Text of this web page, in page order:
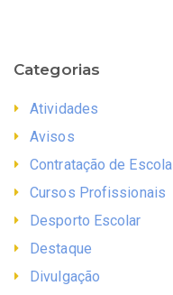
Categorias
Atividades
Avisos
Contratação de Escola
Cursos Profissionais
Desporto Escolar
Destaque
Divulgação